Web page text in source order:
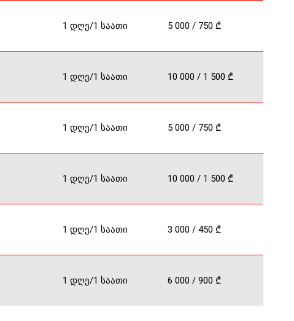
1 დღე/1 საათი 5 000 / 750 ₾
1 დღე/1 საათი 10 000 / 1 500 ₾
1 დღე/1 საათი 5 000 / 750 ₾
1 დღე/1 საათი 10 000 / 1 500 ₾
1 დღე/1 საათი 3 000 / 450 ₾
1 დღე/1 საათი 6 000 / 900 ₾